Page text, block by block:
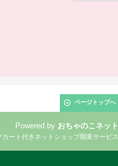
ページトップへ
Powered by おちゃのこネット
ート付きネットショップ開業サービス